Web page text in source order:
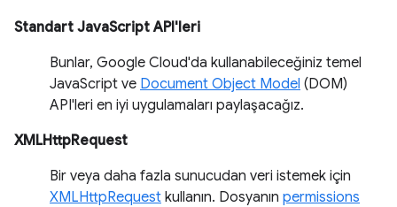
Standart JavaScript API'leri
Bunlar, Google Cloud'da kullanabileceğiniz temel
JavaScript ve Document Object Model (DOM)
API'leri en iyi uygulamaları paylaşacağız.
XMLHttpRequest
Bir veya daha fazla sunucudan veri istemek için
XMLHttpRequest kullanın. Dosyanın permissions